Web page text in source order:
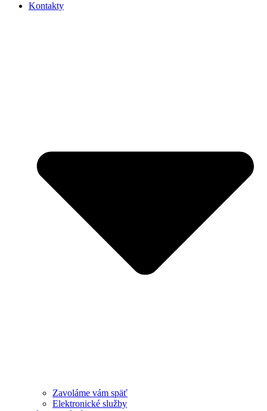
Kontakty
Zavoláme vám späť
Elektronické služby